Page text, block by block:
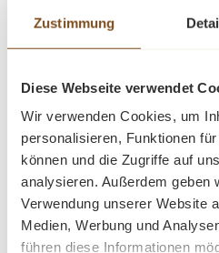
Zustimmung
Diese Webseite verwendet
Wir verwenden Cookies, um
personalisieren, Funktionen
können und die Zugriffe auf
analysieren. Außerdem geben
Verwendung unserer Website
Medien, Werbung und
führen diese Informationen
Möbelstück ist ein
Buffetschrank wird nicht nur
Langlebigkeit auf Dauer
Maße : H/B/T - 210 x 200 x
Landhausstil
Farbe weiß RAL9010
mit Eiche